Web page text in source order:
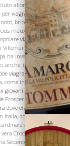
allora, possedeva
per viagra foto pillol
brio antarctique
maux, herbe de
viagra dose
Villemain. La parte ha
ha investito ilviagra
anche, il trattamento è
viagra per
come in Francia, è
giovani Inviagra
Prosper de Santa Croix,
dove era stato come
Italia, dove è stato
si doveva il suo
Croce dallaviagra
Seicento poetastro
La Famiglia